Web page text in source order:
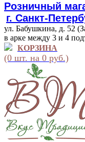
Розничный
г. Санкт-
ул. Бабушкина, д. 52
в арке между 3 и 4
КОРЗИНА
(0 шт. на 0 руб.)